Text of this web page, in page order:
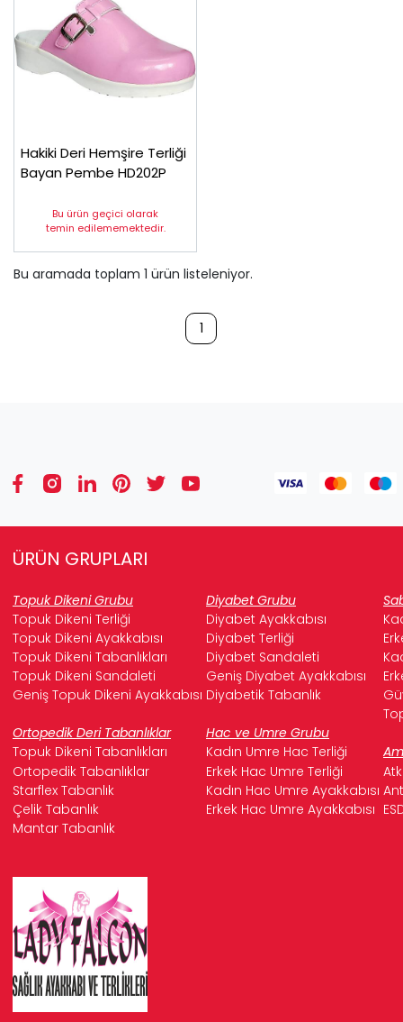
Hakiki Deri Hemşire Terliği
Bayan Pembe HD202P
Bu ürün geçici olarak
temin edilememektedir.
Bu aramada toplam 1 ürün listeleniyor.
1
ÜRÜN GRUPLARI
Topuk Dikeni Grubu Diyabet Grubu
Topuk Dikeni Terliği
Diyabet Ayakkabısı
Topuk Dikeni Ayakkabısı
Diyabet Terliği
Topuk Dikeni Tabanlıkları
Diyabet Sandaleti
Topuk Dikeni Sandaleti
Geniş Diyabet Ayakkabısı
Geniş Topuk Dikeni Ayakkabısı Diyabetik Tabanlık
Ortopedik Deri Tabanlıklar
Hac ve Umre Grubu
Topuk Dikeni Tabanlıkları
Kadın Umre Hac Terliği
Ortopedik Tabanlıklar
Erkek Hac Umre Terliği
Starflex Tabanlık
Kadın Hac Umre Ayakkabısı
Çelik Tabanlık
Erkek Hac Umre Ayakkabısı
Mantar Tabanlık